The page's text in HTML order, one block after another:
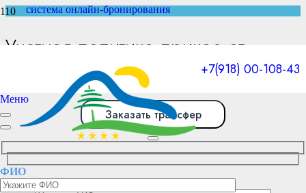
+7(918) 00-108-43
Меню
ФИО
система онлайн-бронирования
Учетная политика приказ от
30.12.2025 № 212
Заказать трансфер
ФИО